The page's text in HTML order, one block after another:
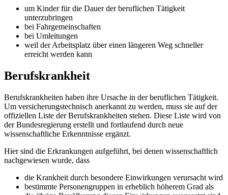
um Kinder für die Dauer der beruflichen Tätigkeit
unterzubringen
bei Fahrgemeinschaften
bei Umleitungen
weil der Arbeitsplatz über einen längeren Weg schneller
erreicht werden kann
Berufskrankheit
Berufskrankheiten haben ihre Ursache in der beruflichen Tätigkeit.
Um versicherungstechnisch anerkannt zu werden, muss sie auf der
offiziellen Liste der Berufskrankheiten stehen. Diese Liste wird von
der Bundesregierung erstellt und fortlaufend durch neue
wissenschaftliche Erkenntnisse ergänzt.
Hier sind die Erkrankungen aufgeführt, bei denen wissenschaftlich
nachgewiesen wurde, dass
die Krankheit durch besondere Einwirkungen verursacht wird
bestimmte Personengruppen in erheblich höherem Grad als